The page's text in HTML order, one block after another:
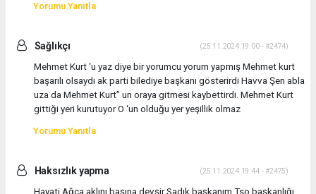
Yorumu Yanıtla
Sağlıkçı (25.11.2024 19:00 - #2474)
Mehmet Kurt ‘u yaz diye bir yorumcu yorum yapmış Mehmet kurt
başarılı olsaydı ak parti bilediye başkanı gösterirdi Havva Şen abla
uza da Mehmet Kurt” un oraya gitmesi kaybettirdi. Mehmet Kurt
gittiği yeri kurutuyor O ‘un olduğu yer yeşillik olmaz
Yorumu Yanıtla
Haksızlık yapma (25.11.2024 19:44 - #2475)
Hayati Ağca aklını başına devşir Sadık başkanım Tso başkanlığı